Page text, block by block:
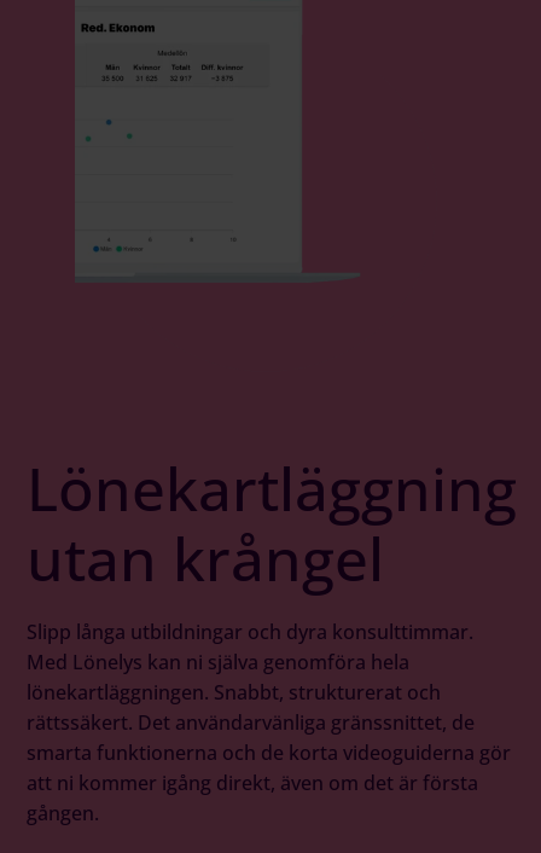
Lönekartläggning
utan krångel
Slipp långa utbildningar och dyra konsulttimmar.
Med Lönelys kan ni själva genomföra hela
lönekartläggningen. Snabbt, strukturerat och
rättssäkert. Det användarvänliga gränssnittet, de
smarta funktionerna och de korta videoguiderna gör
att ni kommer igång direkt, även om det är första
gången.